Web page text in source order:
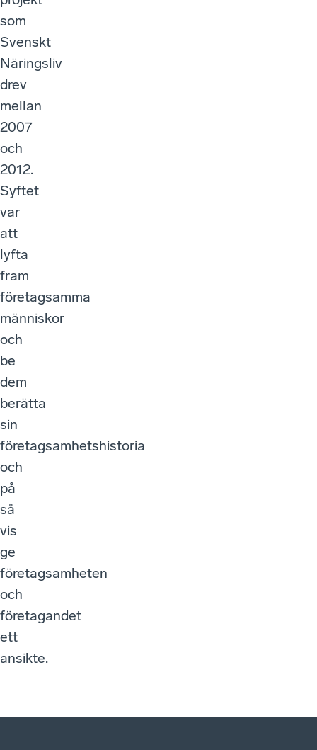
som
Svenskt
Näringsliv
drev
mellan
2007
och
2012.
Syftet
var
att
lyfta
fram
företagsamma
människor
och
be
dem
berätta
sin
företagsamhetshistoria
och
på
så
vis
ge
företagsamheten
och
företagandet
ett
ansikte.